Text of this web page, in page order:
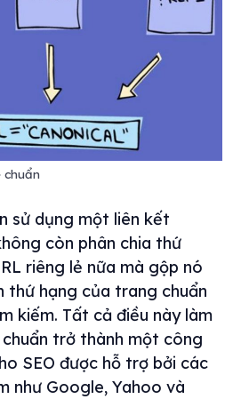
chuẩn
sử dụng một liên kết
còn phân chia thứ
riêng lẻ nữa mà gộp nó
thứ hạng của trang chuẩn
kiếm. Tất cả điều này làm
trở thành một công
SEO được hỗ trợ bởi các
như Google, Yahoo và